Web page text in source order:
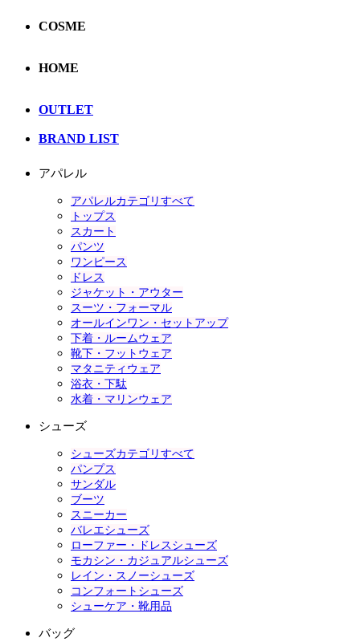
COSME
HOME
OUTLET
BRAND LIST
アパレル
アパレルカテゴリすべて
トップス
スカート
パンツ
ワンピース
ドレス
ジャケット・アウター
スーツ・フォーマル
オールインワン・セットアップ
下着・ルームウェア
靴下・フットウェア
マタニティウェア
浴衣・下駄
水着・マリンウェア
シューズ
シューズカテゴリすべて
パンプス
サンダル
ブーツ
スニーカー
バレエシューズ
ローファー・ドレスシューズ
モカシン・カジュアルシューズ
レイン・スノーシューズ
コンフォートシューズ
シューケア・靴用品
バッグ